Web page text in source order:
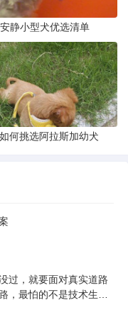
安静小型犬优选清单
何挑选阿拉斯加幼犬
过，就要面对真实道路
，最怕的不是技术生
双重陌生。磨合期内，